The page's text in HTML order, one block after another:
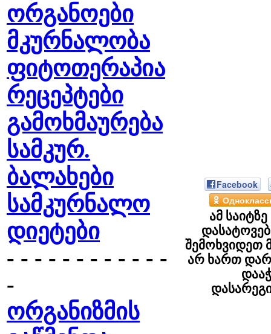
ორგანოები
მკურნალობა
ფიტოთერაპია
რეცეპტები
გამოხმაურება
სამკურ.
ბალახები
სამკურნალო
დიეტები
- - - - - - - - - - - -
-
ორგანიზმის
Facebook
ამ
შემოხვიდეთ
არ ხართ